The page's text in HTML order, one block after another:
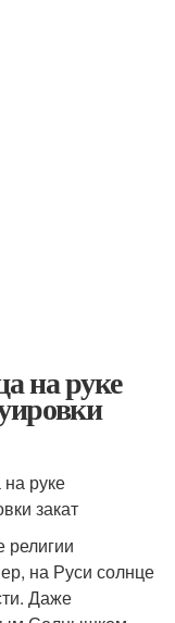
на руке
религии
на Руси солнце
Даже